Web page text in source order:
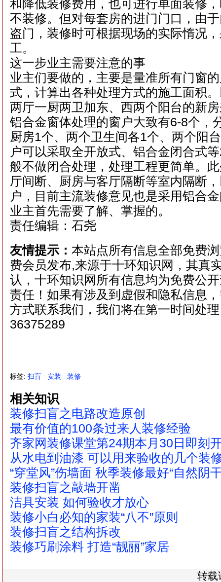
和降低装修费用，也可进行单面装修
不装修。但对每套房的进门门口，由
盗门，装修时可根据现场的实际惰况
工。
这一步业主需要注意的事
业主们要做的，主要是量准所有门窗
式，计算出各种处理方式的施工面积
两厅一厨两卫加东、西两个阳台的新
铝合金窗体处理的窗户大致有6-8个，
厨房1个、两个卫生间各1个、两个阳
户可以采取全开放式、铝合金闭合式
般不做闭合处理，处理工程更简单。
厅间断、厨房与客厅隔断等室内隔断
户，目前主流装修意见也是采用铝合
业主首先需要了解、掌握的。
责任编辑：石尧
友情提示：本站点所有信息全部免费
费会员发布,来源于十环知识网，其真
认，十环知识网所有信息均为免费公
责任！如果有涉及到虚假和隐私信息
方式联系我们，我们将在第一时间处
36375289
标签:扫盲 安装 装修
相关知识
装修扫盲之电路改造原创
最有价值的100条过来人装修经验
齐家网装修课堂第24期本月30日即刻
从水电到油漆 可以用来验收的几个装
“穿堂风”伤墙面 秋季装修最好“自然阴
装修扫盲之敲墙开凿
洁具安装 如何验收才放心
装修小白必知的家装“八不”原则
装修扫盲之结构拆改
装修巧刷涂料 打造“靓丽”家居
转载